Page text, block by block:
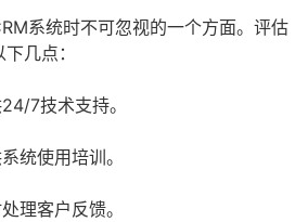
系统时不可忽视的一个方面。评估
几点：
7技术支持。
统使用培训。
理客户反馈。